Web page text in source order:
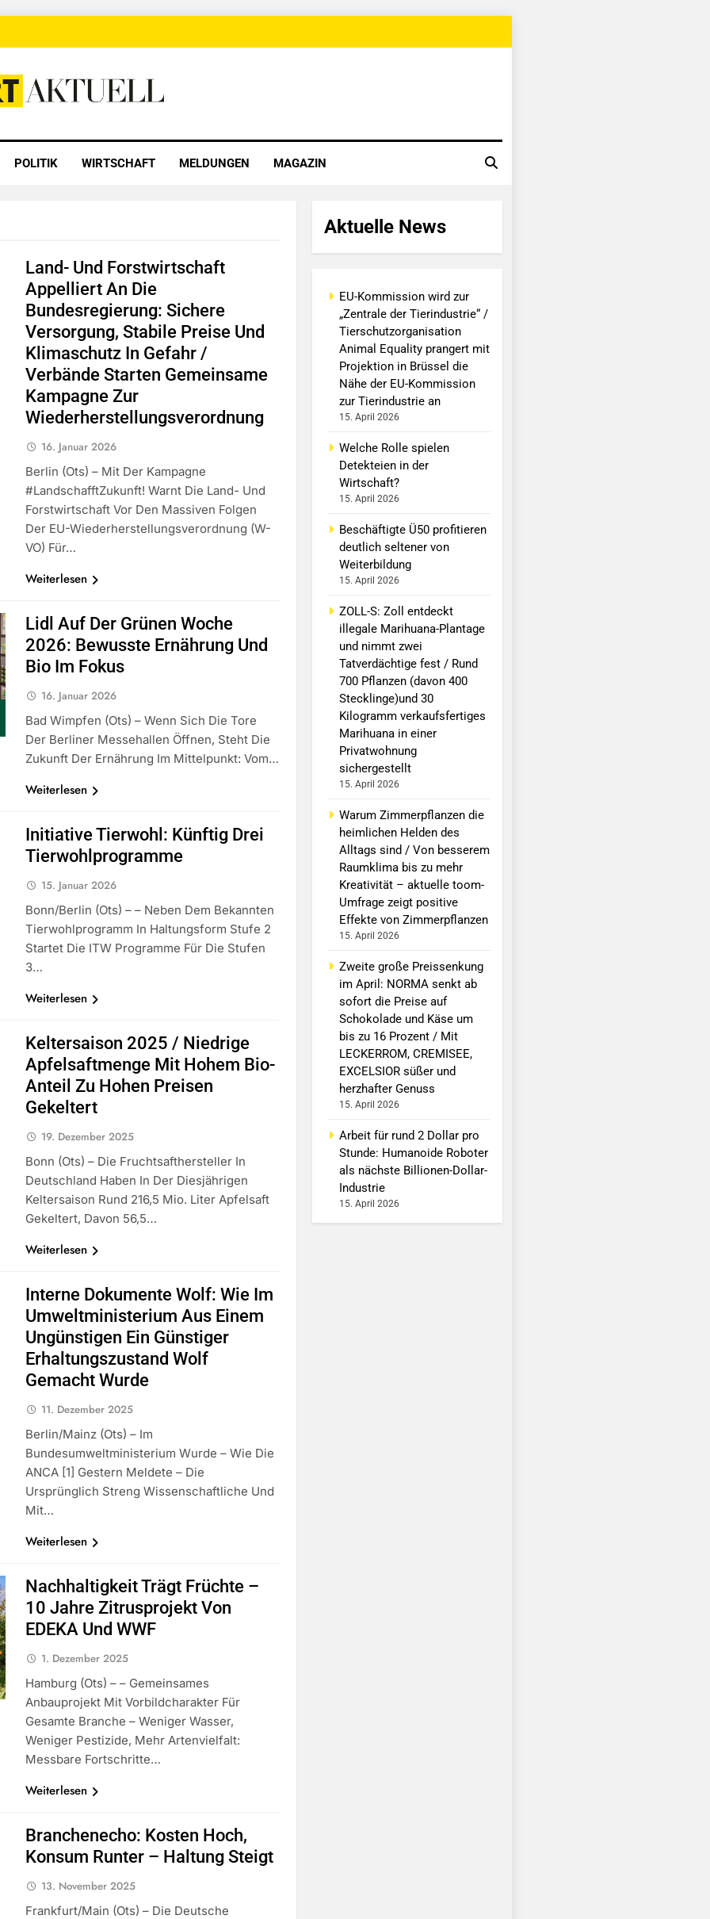
POLITIK WIRTSCHAFT MELDUNGEN MAGAZIN
Land- Und Forstwirtschaft
Appelliert An Die
Bundesregierung: Sichere
Versorgung, Stabile Preise Und
Klimaschutz In Gefahr /
Verbände Starten Gemeinsame
Kampagne Zur
Wiederherstellungsverordnung
16. Januar 2026
Berlin (ots) – Mit Der Kampagne
#LandschafftZukunft! Warnt Die Land- Und
Forstwirtschaft Vor Den Massiven Folgen
Der EU-Wiederherstellungsverordnung (W-
VO) Für…
Weiterlesen
Lidl Auf Der Grünen Woche
2026: Bewusste Ernährung Und
Bio Im Fokus
16. Januar 2026
Bad Wimpfen (ots) – Wenn Sich Die Tore
Der Berliner Messehallen Öffnen, Steht Die
Zukunft Der Ernährung Im Mittelpunkt: Vom…
Weiterlesen
Initiative Tierwohl: Künftig Drei
Tierwohlprogramme
15. Januar 2026
Bonn/Berlin (ots) – – Neben Dem Bekannten
Tierwohlprogramm In Haltungsform Stufe 2
Startet Die ITW Programme Für Die Stufen
3…
Weiterlesen
Keltersaison 2025 / Niedrige
Apfelsaftmenge Mit Hohem Bio-
Anteil Zu Hohen Preisen
Gekeltert
19. Dezember 2025
Bonn (ots) – Die Fruchtsafthersteller In
Deutschland Haben In Der Diesjährigen
Keltersaison Rund 216,5 Mio. Liter Apfelsaft
Gekeltert, Davon 56,5…
Weiterlesen
Interne Dokumente Wolf: Wie Im
Umweltministerium Aus Einem
Ungünstigen Ein Günstiger
Erhaltungszustand Wolf
Gemacht Wurde
11. Dezember 2025
Berlin/Mainz (ots) – Im
Bundesumweltministerium Wurde – Wie Die
ANCA [1] Gestern Meldete – Die
Ursprünglich Streng Wissenschaftliche Und
Mit…
Weiterlesen
Nachhaltigkeit Trägt Früchte –
10 Jahre Zitrusprojekt Von
EDEKA Und WWF
1. Dezember 2025
Hamburg (ots) – – Gemeinsames
Anbauprojekt Mit Vorbildcharakter Für
Gesamte Branche – Weniger Wasser,
Weniger Pestizide, Mehr Artenvielfalt:
Messbare Fortschritte…
Weiterlesen
Branchenecho: Kosten Hoch,
Konsum Runter – Haltung Steigt
13. November 2025
Frankfurt/Main (ots) – Die Deutsche
Aktuelle News
EU-Kommission wird zur
„Zentrale der Tierindustrie“ /
Tierschutzorganisation
Animal Equality prangert mit
Projektion in Brüssel die
Nähe der EU-Kommission
zur Tierindustrie an
15. April 2026
Welche Rolle spielen
Detekteien in der
Wirtschaft?
15. April 2026
Beschäftigte Ü50 profitieren
deutlich seltener von
Weiterbildung
15. April 2026
ZOLL-S: Zoll entdeckt
illegale Marihuana-Plantage
und nimmt zwei
Tatverdächtige fest / Rund
700 Pflanzen (davon 400
Stecklinge)und 30
Kilogramm verkaufsfertiges
Marihuana in einer
Privatwohnung
sichergestellt
15. April 2026
Warum Zimmerpflanzen die
heimlichen Helden des
Alltags sind / Von besserem
Raumklima bis zu mehr
Kreativität – aktuelle toom-
Umfrage zeigt positive
Effekte von Zimmerpflanzen
15. April 2026
Zweite große Preissenkung
im April: NORMA senkt ab
sofort die Preise auf
Schokolade und Käse um
bis zu 16 Prozent / Mit
LECKERROM, CREMISEE,
EXCELSIOR süßer und
herzhafter Genuss
15. April 2026
Arbeit für rund 2 Dollar pro
Stunde: Humanoide Roboter
als nächste Billionen-Dollar-
Industrie
15. April 2026